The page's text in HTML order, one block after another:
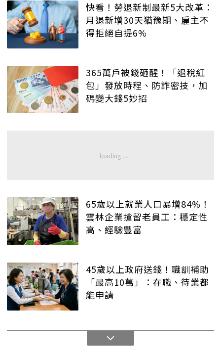
快看！勞退新制最新5大改革：
月退新增30天猶豫期、雇主不
得拒絕自提6%
365萬戶被錢砸醒！「退稅紅
包」發放時程、防詐密技，加
碼變大錢5妙招
65歲以上就業人口暴增84%！
雲林企業搶留老員工：穩定性
高、經驗豐富
45歲以上政府送錢！職訓補助
「最高10萬」：在職、待業都
能申請